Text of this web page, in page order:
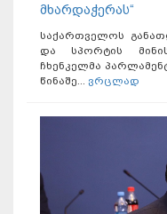
მხარდაჭერას“
საქართველოს
და სპორტის
ჩხენკელმა
წინაშე... ვრცლად